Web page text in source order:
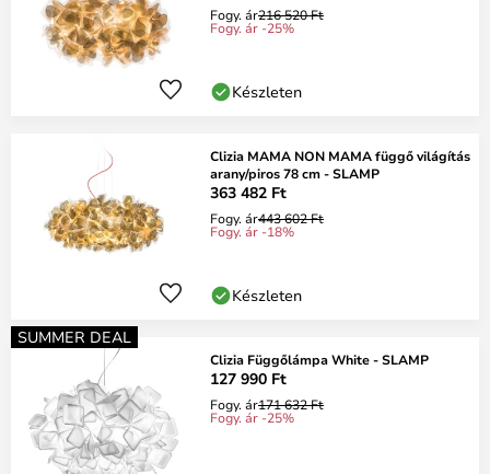
Fogy. ár216 520 Ft
Fogy. ár -25%
Készleten
Clizia MAMA NON MAMA függő világítás
arany/piros 78 cm - SLAMP
363 482 Ft
Fogy. ár443 602 Ft
Fogy. ár -18%
Készleten
SUMMER DEAL
Clizia Függőlámpa White - SLAMP
127 990 Ft
Fogy. ár171 632 Ft
Fogy. ár -25%